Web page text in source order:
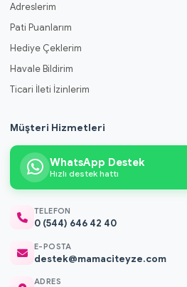
Adreslerim
Pati Puanlarım
Hediye Çeklerim
Havale Bildirim
Ticari İleti İzinlerim
Müşteri Hizmetleri
WhatsApp Destek
Hızlı destek hattı
TELEFON
0 (544) 646 42 40
E-POSTA
destek@mamaciteyze.com
ADRES